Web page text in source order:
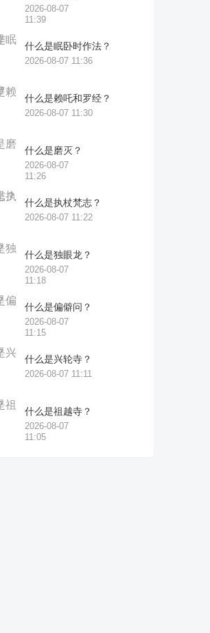
2026-08-07
11:39
什么是眠卧时作法？
2026-08-07 11:36
什么是赖吒和罗经？
2026-08-07 11:30
什么是磨灭？
2026-08-07
11:26
什么是执杖梵志？
2026-08-07 11:22
什么是独眼龙？
2026-08-07
11:18
什么是偏僻问？
2026-08-07
11:15
什么是兴轮寺？
2026-08-07 11:11
什么是祖越寺？
2026-08-07
11:05